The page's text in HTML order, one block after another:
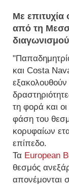
Με επιτυχία
από τη
και Costa
εξακολουθούν
τη φορά και
φάση του
κορυφαίων
επίπεδο.
Τα European
θεσμός
απονέμονται